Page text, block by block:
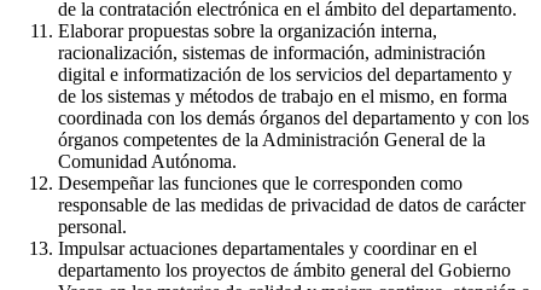
de la contratación electrónica en el ámbito del departamento.
Elaborar propuestas sobre la organización interna,
racionalización, sistemas de información, administración
digital e informatización de los servicios del departamento y
de los sistemas y métodos de trabajo en el mismo, en forma
coordinada con los demás órganos del departamento y con los
órganos competentes de la Administración General de la
Comunidad Autónoma.
Desempeñar las funciones que le corresponden como
responsable de las medidas de privacidad de datos de carácter
personal.
Impulsar actuaciones departamentales y coordinar en el
departamento los proyectos de ámbito general del Gobierno